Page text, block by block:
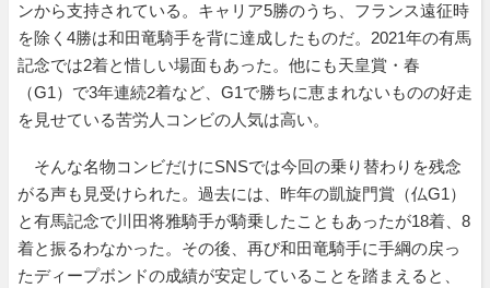
ンから支持されている。キャリア5勝のうち、フランス遠征時
を除く4勝は和田竜騎手を背に達成したものだ。2021年の有馬
記念では2着と惜しい場面もあった。他にも天皇賞・春
（G1）で3年連続2着など、G1で勝ちに恵まれないものの好走
を見せている苦労人コンビの人気は高い。
そんな名物コンビだけにSNSでは今回の乗り替わりを残念
がる声も見受けられた。過去には、昨年の凱旋門賞（仏G1）
と有馬記念で川田将雅騎手が騎乗したこともあったが18着、8
着と振るわなかった。その後、再び和田竜騎手に手綱の戻っ
たディープボンドの成績が安定していることを踏まえると、